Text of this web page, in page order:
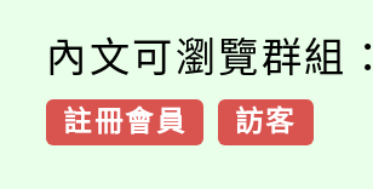
內文可瀏覽群組：
註冊會員 訪客